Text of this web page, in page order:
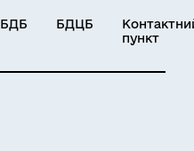
БДБ БДЦБ
пункт